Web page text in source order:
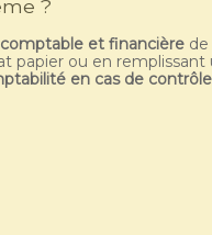
?
et financière de
papier ou en remplissant
en cas de